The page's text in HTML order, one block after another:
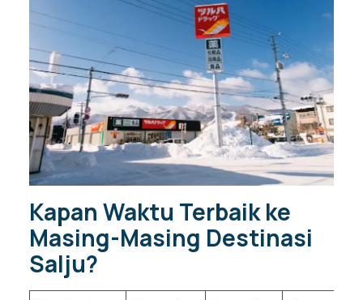
Kapan Waktu Terbaik ke
Masing-Masing Destinasi
Salju?